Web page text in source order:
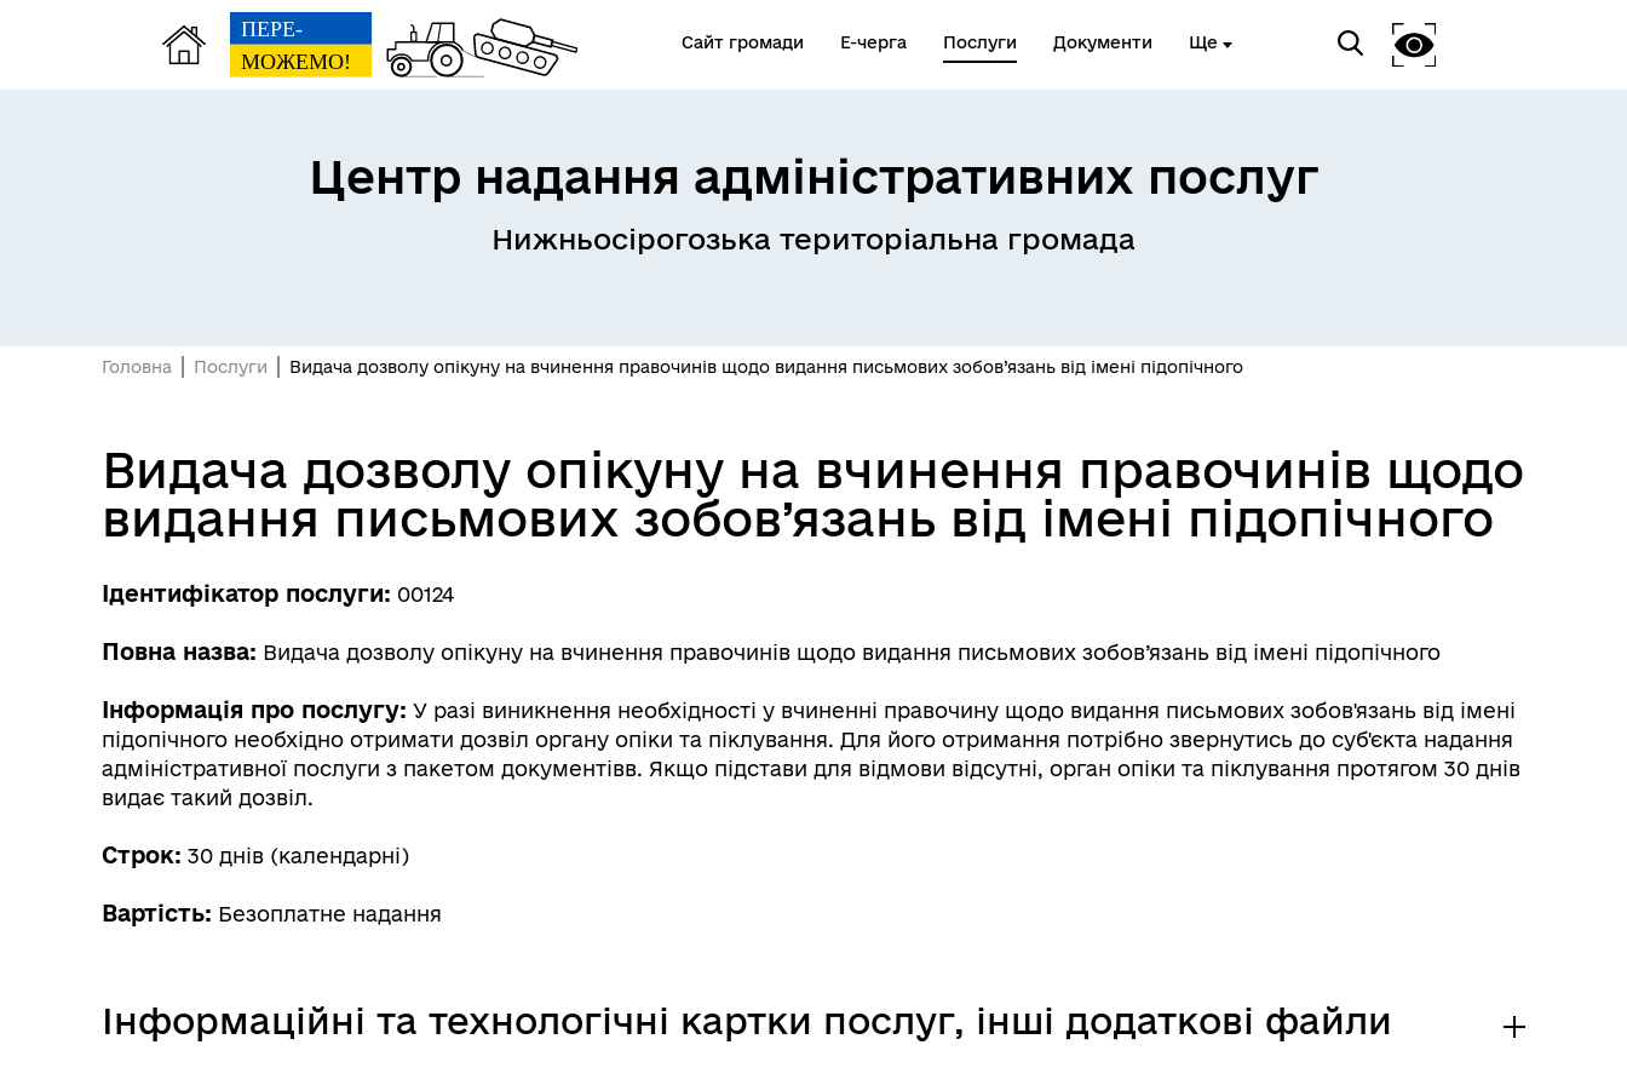
Сайт громади Е-черга Послуги Документи Ще
Захисникам та їхнім родинам
Одноразова матеріальна
допомога дітям ВПО
Реєстр збитків для України
Путівник Реєстром збитків
для України
Дайджест Реєстру збитків для
Категорії заяв для подання до
єОселя
єВідновлення
е-Ветеран
Ветеран PRO
Пам’ятка учасникам
російсько-української війни
Мапа контактів фахівців
Контакти для ветеранів війни
Центр надання адміністративних послуг
Нижньосірогозька територіальна громада
Головна Послуги Видача дозволу опікуну на вчинення правочинів щодо видання письмових зобов’язань від імені підопічного
Видача дозволу опікуну на вчинення правочинів щодо
видання письмових зобов’язань від імені підопічного
Ідентифікатор послуги: 00124
Повна назва: Видача дозволу опікуну на вчинення правочинів щодо видання письмових зобов’язань від імені підопічного
Інформація про послугу: У разі виникнення необхідності у вчиненні правочину щодо видання письмових зобов'язань від імені
підопічного необхідно отримати дозвіл органу опіки та піклування. Для його отримання потрібно звернутись до суб'єкта надання
адміністративної послуги з пакетом документівв. Якщо підстави для відмови відсутні, орган опіки та піклування протягом 30 днів
видає такий дозвіл.
Строк: 30 днів (календарні)
Вартість: Безоплатне надання
Інформаційні та технологічні картки послуг, інші додаткові файли